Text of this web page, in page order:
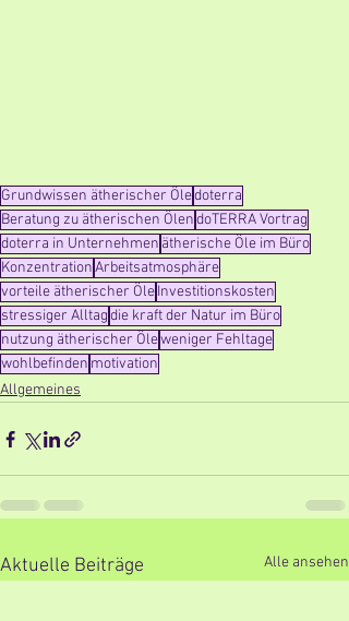
Grundwissen ätherischer Öledoterra
Beratung zu ätherischen ÖlendoTERRA Vortrag
doterra in Unternehmen ätherische Öle im Büro
KonzentrationArbeitsatmosphäre
vorteile ätherischer ÖleInvestitionskosten
stressiger Alltagdie kraft der Natur im Büro
nutzung ätherischer Öleweniger Fehltage
wohlbefinden motivation
Allgemeines
Aktuelle Beiträge Alle ansehen